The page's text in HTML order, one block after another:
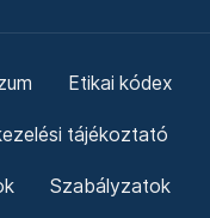
Etikai kódex
tájékoztató
Szabályzatok